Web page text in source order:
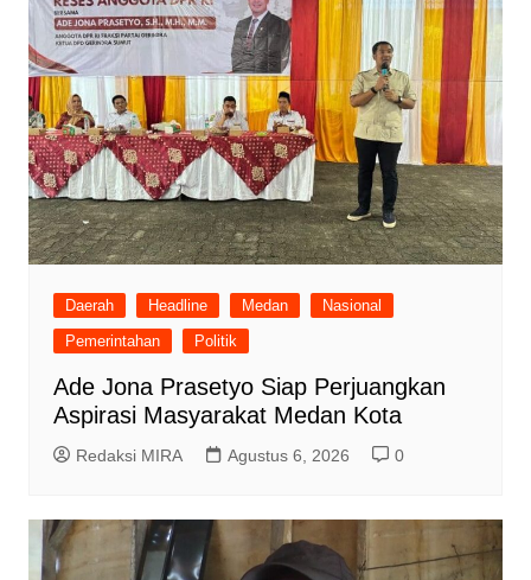
Daerah Headline Medan
Nasional
Pemerintahan
Politik
Ade Jona Prasetyo Siap Perjuangkan
Aspirasi Masyarakat Medan Kota
Redaksi MIRA Agustus 6, 2026 0